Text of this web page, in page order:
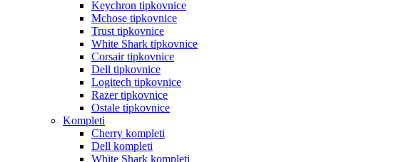
Keychron tipkovnice
Mchose tipkovnice
Trust tipkovnice
White Shark tipkovnice
Corsair tipkovnice
Dell tipkovnice
Logitech tipkovnice
Razer tipkovnice
Ostale tipkovnice
Kompleti
Cherry kompleti
Dell kompleti
White Shark kompleti